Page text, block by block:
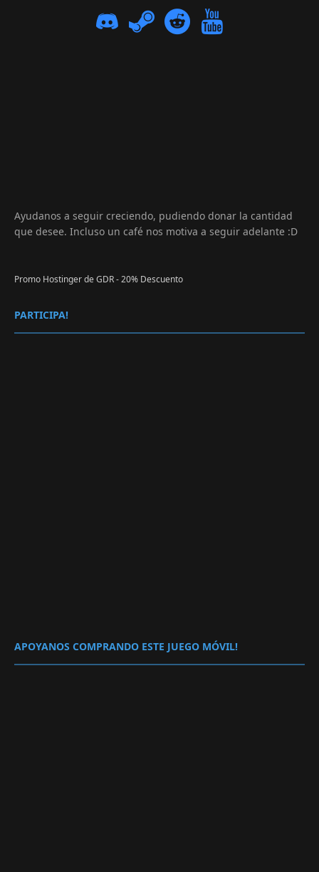
Ayudanos a seguir creciendo, pudiendo donar la cantidad
que desee. Incluso un café nos motiva a seguir adelante :D
Promo Hostinger de GDR - 20% Descuento
PARTICIPA!
APOYANOS COMPRANDO ESTE JUEGO MÓVIL!